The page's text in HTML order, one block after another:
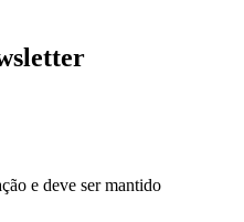
e deve ser mantido